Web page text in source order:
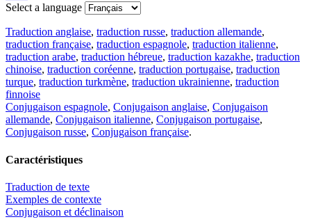
Select a language
Traduction anglaise, traduction russe, traduction allemande,
traduction française, traduction espagnole, traduction italienne,
traduction arabe, traduction hébreue, traduction kazakhe, traduction
chinoise, traduction coréenne, traduction portugaise, traduction
turque, traduction turkmène, traduction ukrainienne, traduction
finnoise
Conjugaison espagnole, Conjugaison anglaise, Conjugaison
allemande, Conjugaison italienne, Conjugaison portugaise,
Conjugaison russe, Conjugaison française.
Caractéristiques
Traduction de texte
Exemples de contexte
Conjugaison et déclinaison